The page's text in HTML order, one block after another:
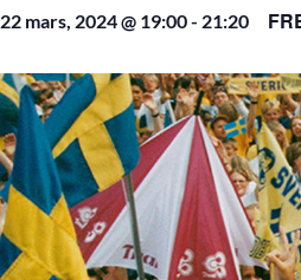
22 mars, 2024 @ 19:00- 21:20